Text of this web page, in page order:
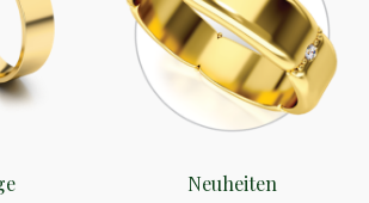
Neuheiten